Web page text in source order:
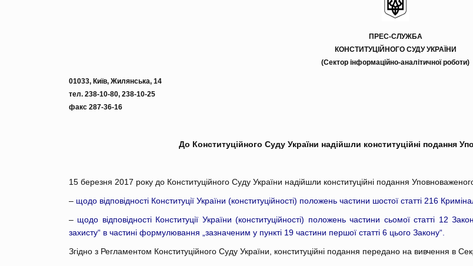
ПРЕС-СЛУЖБА
КОНСТИТУЦІЙНОГО СУДУ УКРАЇНИ
(Сектор інформаційно-аналітичної роботи)
01033, Київ, Жилянська, 14
тел. 238-10-80, 238-10-25
факс 287-36-16
До Конституційного Суду України надійшли конституційні подання
15 березня 2017 року до Конституційного Суду України надійшли конституційні подання
– щодо відповідності Конституції України (конституційності) положень частини шостої статті 216
– щодо відповідності Конституції України (конституційності) положень частини сьомої статті 12
захисту“ в частині формулювання „зазначеним у пункті 19 частини першої статті 6 цього Закону“.
Згідно з Регламентом Конституційного Суду України, конституційні подання передано на вивчення в